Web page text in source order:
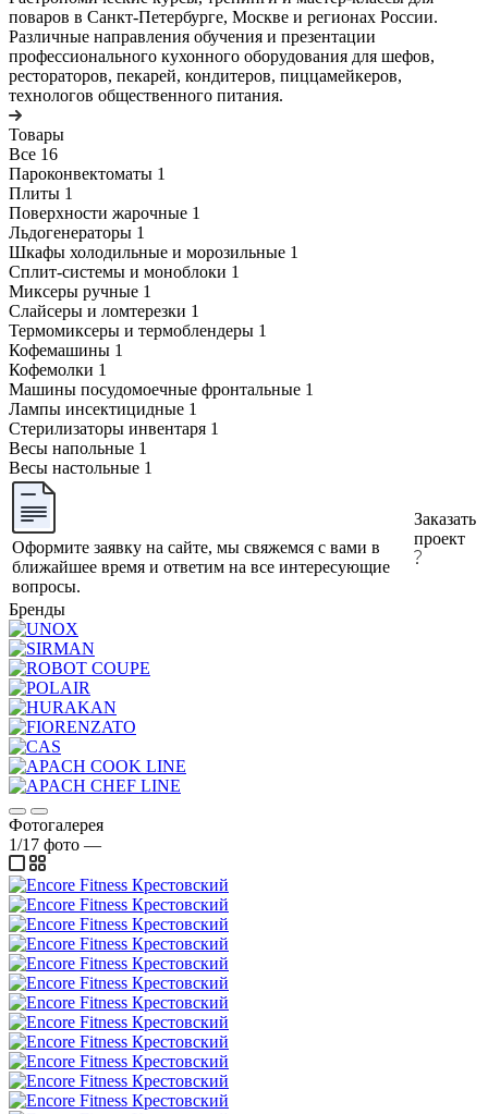
поваров в Санкт-Петербурге, Москве и регионах России.
Различные направления обучения и презентации
профессионального кухонного оборудования для шефов,
рестораторов, пекарей, кондитеров, пиццамейкеров,
технологов общественного питания.
Товары
Все 16
Пароконвектоматы 1
Плиты 1
Поверхности жарочные 1
Льдогенераторы 1
Шкафы холодильные и морозильные 1
Сплит-системы и моноблоки 1
Миксеры ручные 1
Слайсеры и ломтерезки 1
Термомиксеры и термоблендеры 1
Кофемашины 1
Кофемолки 1
Машины посудомоечные фронтальные 1
Лампы инсектицидные 1
Стерилизаторы инвентаря 1
Весы напольные 1
Весы настольные 1
Оформите заявку на сайте, мы свяжемся с вами в
ближайшее время и ответим на все интересующие
вопросы.
Заказать
проект
Бренды
Фотогалерея
1/17 фото —